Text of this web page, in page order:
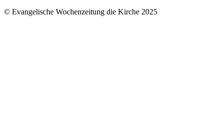
© Evangelische Wochenzeitung die Kirche 2025